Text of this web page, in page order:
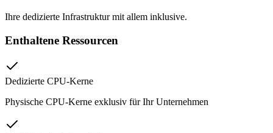
Ihre dedizierte Infrastruktur mit allem inklusive.
Enthaltene Ressourcen
Dedizierte CPU-Kerne
Physische CPU-Kerne exklusiv für Ihr Unternehmen